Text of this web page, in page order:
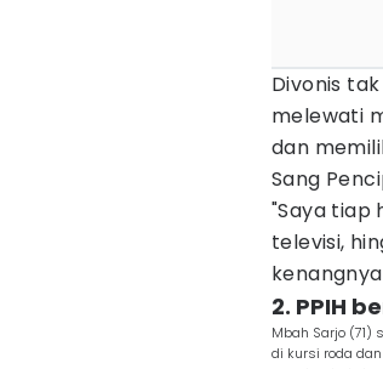
Divonis
melewati
dan
Sang
"Saya tiap
televisi,
2. PPIH
Mbah Sarjo
di kursi roda